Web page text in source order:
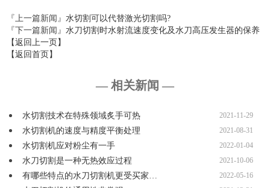
『上一篇新闻』水切割可以代替激光切割吗?
『下一篇新闻』水刀切割时水射流速度变化及水刀高压发生器的保养
【返回上一页】
【返回首页】
— 相关新闻 —
水切割技术在特殊领域炙手可热 2021-11-29
水切割机的速度与精度平衡处理 2021-08-31
水切割机应对粉尘有一手 2022-01-04
水刀切割是一种无热效应过程 2021-10-06
有哪些特点的水刀切割机更受买家… 2022-05-16